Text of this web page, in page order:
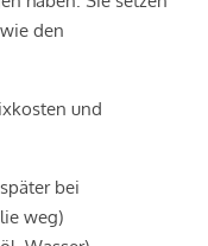
den
und
bei
weg)